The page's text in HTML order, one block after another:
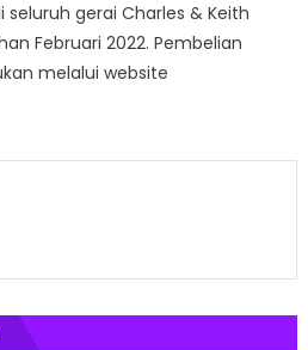
seluruh gerai Charles & Keith
Februari 2022. Pembelian
melalui website